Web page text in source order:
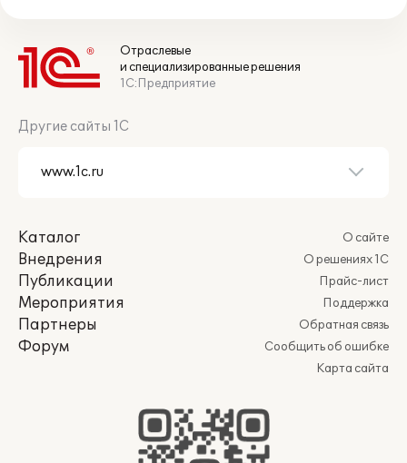
Отраслевые
и специализированные решения
1С:Предприятие
Другие сайты 1С
Каталог
Внедрения
Публикации
Мероприятия
Партнеры
Форум
О сайте
О решениях 1С
Прайс-лист
Поддержка
Обратная связь
Сообщить об ошибке
Карта сайта